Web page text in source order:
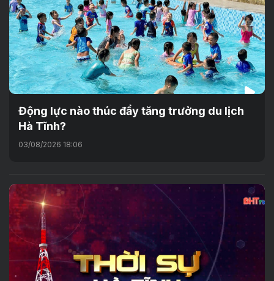
Động lực nào thúc đẩy tăng trưởng du lịch
Hà Tĩnh?
03/08/2026 18:06